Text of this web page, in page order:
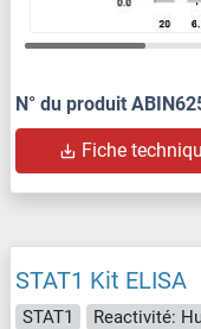
N° du produit
Fiche
STAT1 Kit ELISA
STAT1 Reactivité: